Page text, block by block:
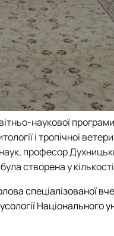
наукової
і тропічної
професор
створена у кількості
спеціалізованої